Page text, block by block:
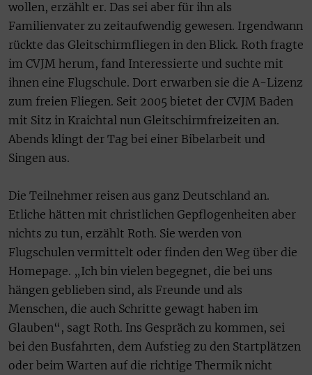
wollen, erzählt er. Das sei aber für ihn als
Familienvater zu zeitaufwendig gewesen. Irgendwann
rückte das Gleitschirmfliegen in den Blick. Roth fragte
im CVJM herum, fand Interessierte und suchte mit
ihnen eine Flugschule. Dort erwarben sie die A-Lizenz
zum freien Fliegen. Seit 2005 bietet der CVJM Baden
mit Sitz in Kraichtal nun Gleitschirmfreizeiten an.
Abends klingt der Tag bei einer Bibelarbeit und
Singen aus.
Die Teilnehmer reisen aus ganz Deutschland an.
Etliche hätten mit christlichen Gepflogenheiten aber
nichts zu tun, erzählt Roth. Sie werden von
Flugschulen vermittelt oder finden den Weg über die
Homepage. „Ich bin vielen begegnet, die bei uns
hängen geblieben sind, als Freunde und als
Menschen, die auch Schritte gewagt haben im
Glauben“, sagt Roth. Ins Gespräch zu kommen, sei
bei den Busfahrten, dem Aufstieg zu den Startplätzen
oder beim Warten auf die richtige Thermik nicht